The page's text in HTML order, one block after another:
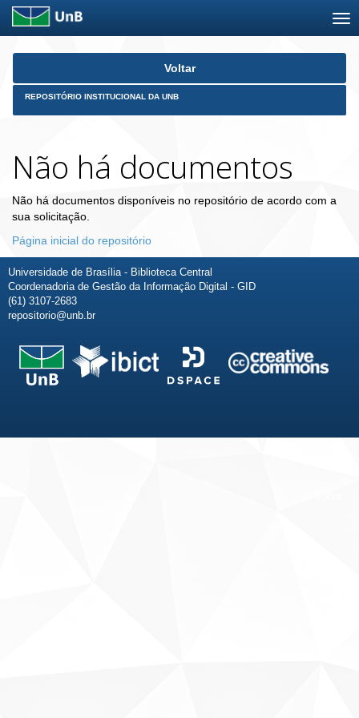
Skip
Voltar
REPOSITÓRIO INSTITUCIONAL DA UNB
Não há documentos
Não há documentos disponíveis no repositório de acordo com a
sua solicitação.
Página inicial do repositório
Universidade de Brasília - Biblioteca Central
Coordenadoria de Gestão da Informação Digital - GID
(61) 3107-2683
repositorio@unb.br